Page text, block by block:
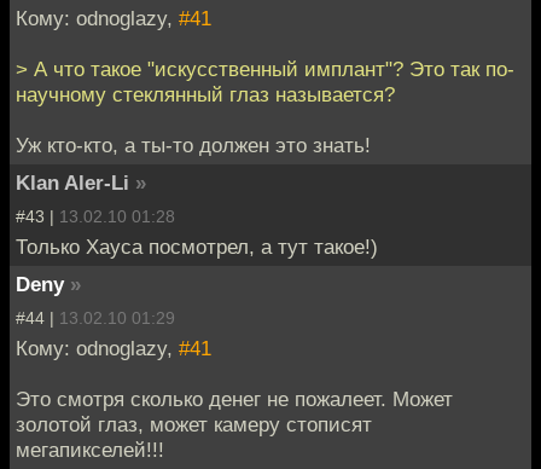
Кому: odnoglazy, #41
> А что такое "искусственный имплант"? Это так по-
научному стеклянный глаз называется?
Уж кто-кто, а ты-то должен это знать!
Klan Aler-Li »
#43 | 13.02.10 01:28
Только Хауса посмотрел, а тут такое!)
Deny »
#44 | 13.02.10 01:29
Кому: odnoglazy, #41
Это смотря сколько денег не пожалеет. Может
золотой глаз, может камеру стописят
мегапикселей!!!